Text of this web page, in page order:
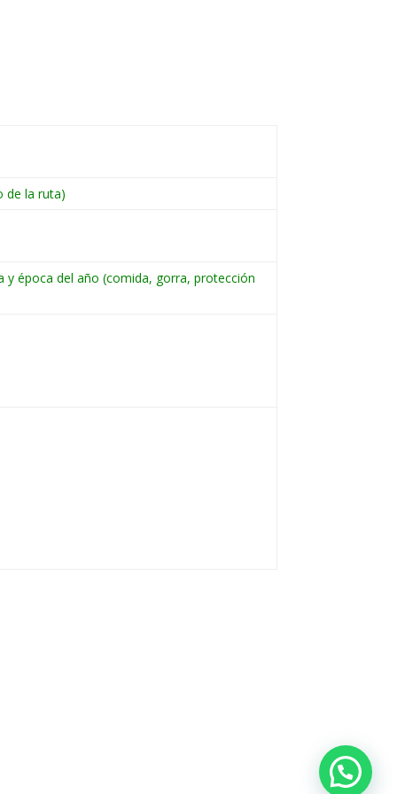
de la ruta)
y época del año (comida, gorra, protección